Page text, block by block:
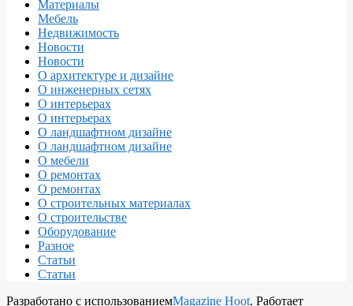
Материалы
Мебель
Недвижимость
Новости
Новости
О архитектуре и дизайне
О инженерных сетях
О интерьерах
О интерьерах
О ландшафтном дизайне
О ландшафтном дизайне
О мебели
О ремонтах
О ремонтах
О строительных материалах
О строительстве
Оборудование
Разное
Статьи
Статьи
Разработано с использованиемMagazine Hoot. Работает